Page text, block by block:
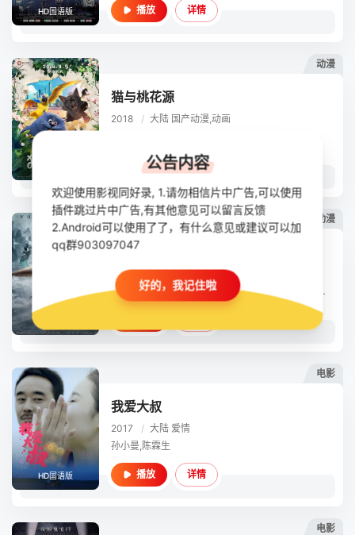
HD国语版 播放 详情
动漫
猫与桃花源
2018 / 大陆 国产动漫,动画
播放 详情
动漫
白蛇：缘起
2019 / 大陆国产动漫,动画,爱情
张喆,杨天翔,唐小喜,刘紫玲,张遥函,郑小璞,张博恒,张赫,马程,程寅,陈霖生,惠龙,林强,章斌
电影
HD国语版
我爱大叔
2017 / 大陆 爱情
孙小曼,陈霖生
播放 详情
电影
公告内容
欢迎使用影视同好录, 1.请勿相信片中广告,可以使用
插件跳过片中广告,有其他意见可以留言反馈
2.Android可以使用了了，有什么意见或建议可以加
qq群903097047
好的，我记住啦